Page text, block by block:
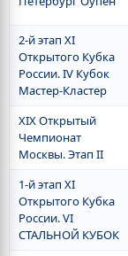
2-й этап XI
Открытого Кубка
России. IV Кубок
Мастер-Кластер
XIX Открытый
Чемпионат
Москвы. Этап II
1-й этап XI
Открытого Кубка
России. VI
СТАЛЬНОЙ КУБОК